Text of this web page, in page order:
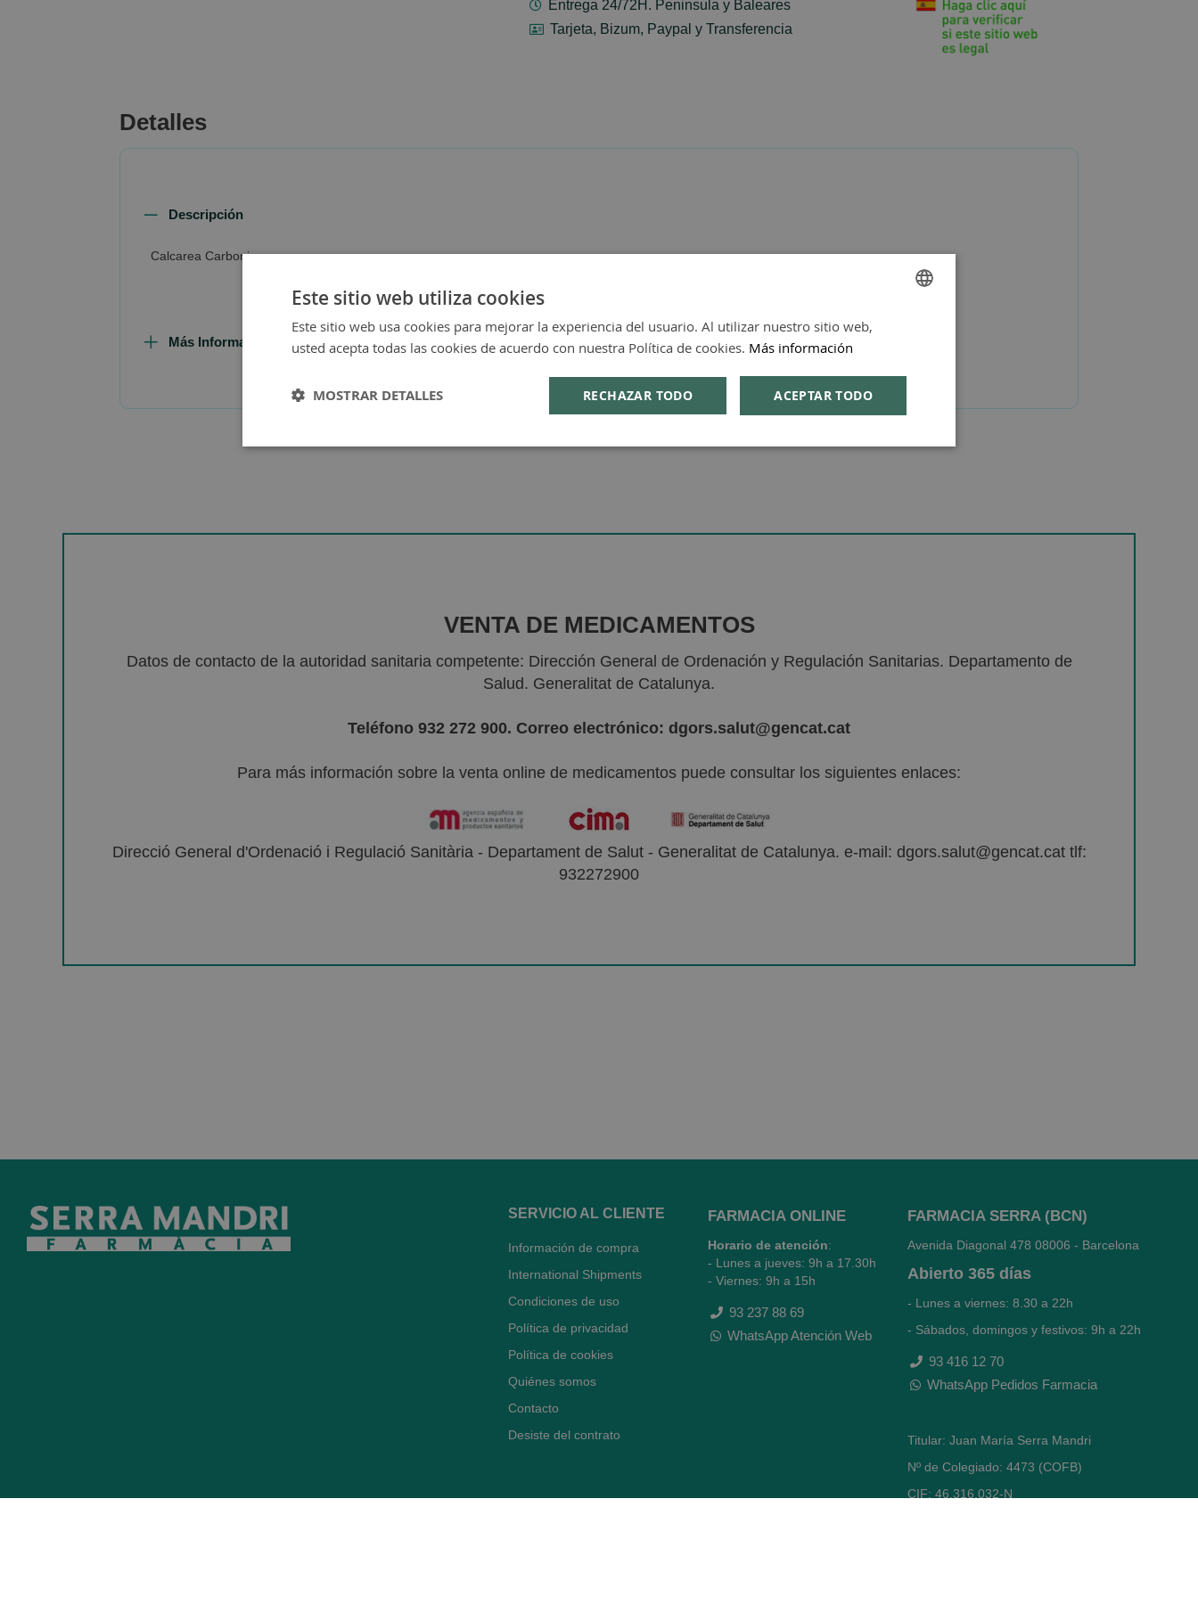
Entrega 24/72H. Peninsula y Baleares
Tarjeta, Bizum, Paypal y Transferencia
Detalles
Descripción
Calcarea Carbonica
Más Información
VENTA DE MEDICAMENTOS
Datos de contacto de la autoridad sanitaria competente: Dirección General de Ordenación y Regulación Sanitarias. Departamento de
Salud. Generalitat de Catalunya.
Teléfono 932 272 900. Correo electrónico: dgors.salut@gencat.cat
Para más información sobre la venta online de medicamentos puede consultar los siguientes enlaces:
Direcció General d'Ordenació i Regulació Sanitària - Departament de Salut - Generalitat de Catalunya. e-mail: dgors.salut@gencat.cat tlf:
932272900
SERVICIO AL CLIENTE
Información de compra
International Shipments
Condiciones de uso
Política de privacidad
Política de cookies
Quiénes somos
Contacto
Desiste del contrato
FARMACIA ONLINE
Horario de atención:
- Lunes a jueves: 9h a 17.30h
- Viernes: 9h a 15h
93 237 88 69
WhatsApp Atención Web
FARMACIA SERRA (BCN)
Avenida Diagonal 478 08006 - Barcelona
Abierto 365 días
- Lunes a viernes: 8.30 a 22h
- Sábados, domingos y festivos: 9h a 22h
93 416 12 70
WhatsApp Pedidos Farmacia
Titular: Juan María Serra Mandri
Nº de Colegiado: 4473 (COFB)
CIF: 46.316.032-N
Este sitio web utiliza cookies
Este sitio web usa cookies para mejorar la experiencia del usuario. Al utilizar nuestro sitio web,
usted acepta todas las cookies de acuerdo con nuestra Política de cookies. Más información
ACEPTAR TODO
RECHAZAR TODO
MOSTRAR DETALLES